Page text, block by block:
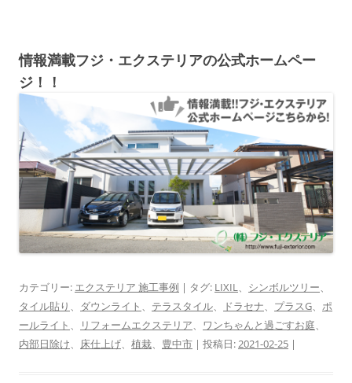
情報満載フジ・エクステリアの公式ホームペー
ジ！！
カテゴリー: エクステリア 施工事例 | タグ: LIXIL シンボルツリー
タイル貼り
ダウンライト テラスタイル ドラセナ プラスG
ポ
ールライト
リフォームエクステリア ワンちゃんと過ごすお庭
内部日除け
床仕上げ 植栽 豊中市 | 投稿日: 2021-02-25 |